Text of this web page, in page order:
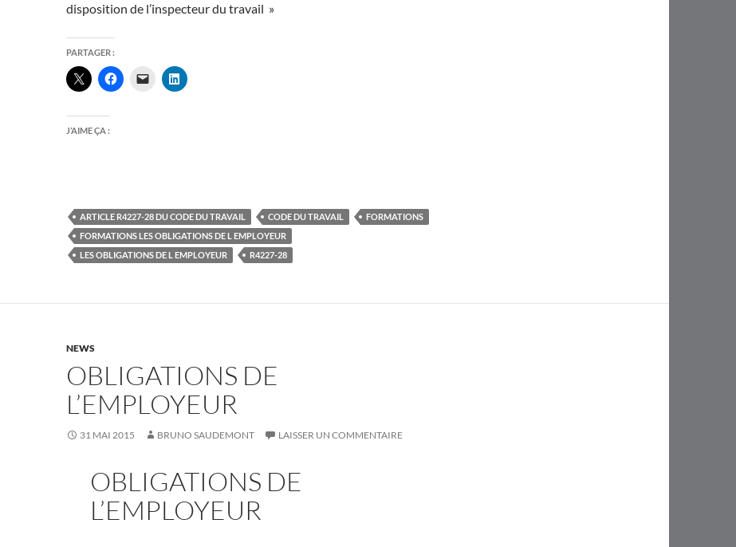
disposition de l’inspecteur du travail »
PARTAGER :
J’AIME ÇA :
ARTICLE R4227-28 DU CODE DU TRAVAIL CODE DU TRAVAIL
FORMATIONS
FORMATIONS LES OBLIGATIONS DE L EMPLOYEUR
LES OBLIGATIONS DE L EMPLOYEUR
R4227-28
NEWS
OBLIGATIONS DE
L’EMPLOYEUR
31 MAI 2015 BRUNO SAUDEMONT LAISSER UN COMMENTAIRE
OBLIGATIONS DE
L’EMPLOYEUR